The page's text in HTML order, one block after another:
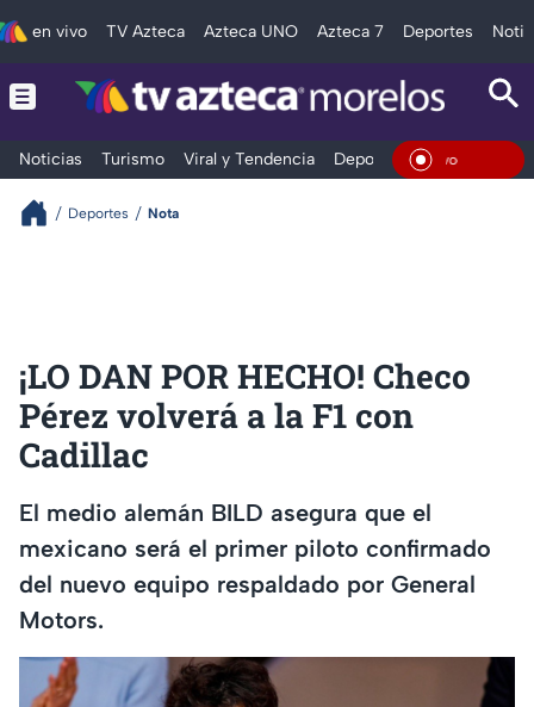
en vivo TV Azteca Azteca UNO Azteca 7 Deportes
Noticias Turismo Viral y Tendencia Deportes Espectáculos
En
Deportes Nota
¡LO DAN POR HECHO! Checo
Pérez volverá a la F1 con
Cadillac
El medio alemán BILD asegura que el
mexicano será el primer piloto confirmado
del nuevo equipo respaldado por General
Motors.